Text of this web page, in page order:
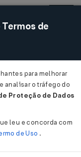
Acessar
1996
de
para melhorar
analisar o tráfego do
Proteção de Dados
leu e concorda com
de Uso .